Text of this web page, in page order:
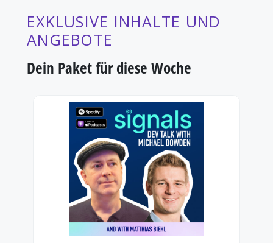
EXKLUSIVE INHALTE UND
ANGEBOTE
Dein Paket für diese Woche